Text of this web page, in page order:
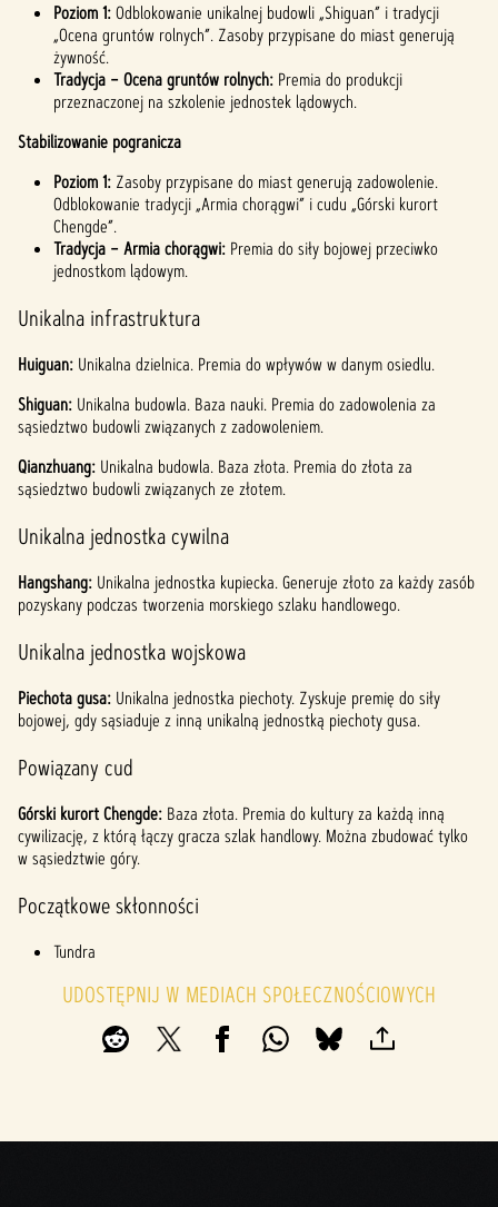
Poziom 1:Odblokowanie unikalnej budowli „Shiguan” i tradycji
„Ocena gruntów rolnych”. Zasoby przypisane do miast generują
żywność.
Tradycja – Ocena gruntów rolnych: Premia do produkcji
przeznaczonej na szkolenie jednostek lądowych.
Stabilizowanie pogranicza
Poziom 1: Zasoby przypisane do miast generują zadowolenie.
Odblokowanie tradycji „Armia chorągwi” i cudu „Górski kurort
Chengde”.
Tradycja – Armia chorągwi: Premia do siły bojowej przeciwko
jednostkom lądowym.
Unikalna infrastruktura
Huiguan: Unikalna dzielnica. Premia do wpływów w danym osiedlu.
Shiguan: Unikalna budowla. Baza nauki. Premia do zadowolenia za
sąsiedztwo budowli związanych z zadowoleniem.
Qianzhuang: Unikalna budowla. Baza złota. Premia do złota za
sąsiedztwo budowli związanych ze złotem.
Unikalna jednostka cywilna
Hangshang: Unikalna jednostka kupiecka. Generuje złoto za każdy zasób
pozyskany podczas tworzenia morskiego szlaku handlowego.
Unikalna jednostka wojskowa
Piechota gusa: Unikalna jednostka piechoty. Zyskuje premię do siły
bojowej, gdy sąsiaduje z inną unikalną jednostką piechoty gusa.
Powiązany cud
Górski kurort Chengde: Baza złota. Premia do kultury za każdą inną
cywilizację, z którą łączy gracza szlak handlowy. Można zbudować tylko
w sąsiedztwie góry.
Początkowe skłonności
Tundra
UDOSTĘPNIJ W MEDIACH SPOŁECZNOŚCIOWYCH